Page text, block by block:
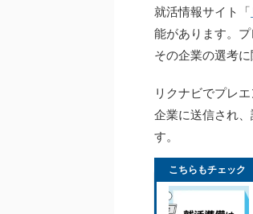
就活情報サイト「
能があります。
その企業の選考
リクナビでプレ
企業に送信され
す。
こちらもチェック